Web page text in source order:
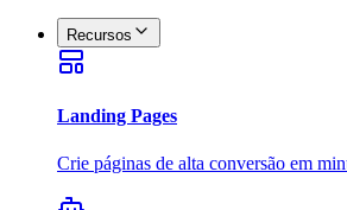
Recursos
Landing Pages
Crie páginas de alta conversão em